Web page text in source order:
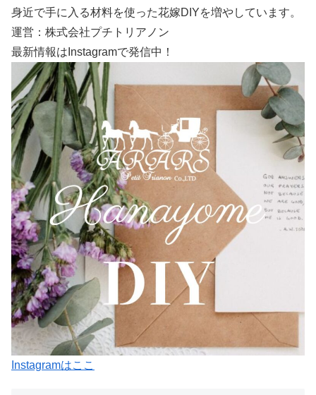
身近で手に入る材料を使った花嫁DIYを増やしています。
運営：株式会社プチトリアノン
最新情報はInstagramで発信中！
Instagramはここ